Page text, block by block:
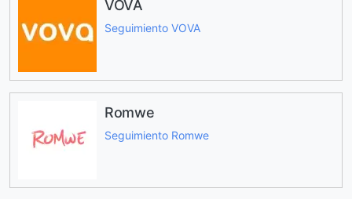
VOVA
Seguimiento VOVA
Romwe
Seguimiento Romwe